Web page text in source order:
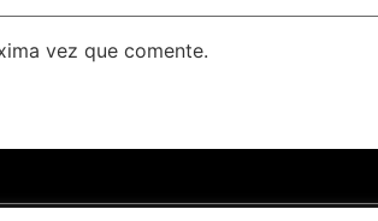
vez que comente.